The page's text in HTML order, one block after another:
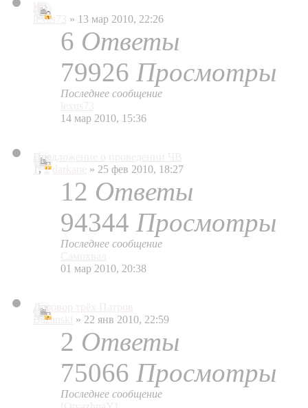
ЧВ
lexus73
» 13 мар 2010, 22:26
6 Ответы
79926 Просмотры
Последнее сообщение
14 мар 2010, 15:36
Предложение о проведении ЧВ
,2 » 25 фев 2010, 18:27
12 Ответы
94344 Просмотры
Последнее сообщение
01 мар 2010, 20:38
Договор трёх Патров
Bazanski
» 22 янв 2010, 22:59
2 Ответы
75066 Просмотры
Последнее сообщение